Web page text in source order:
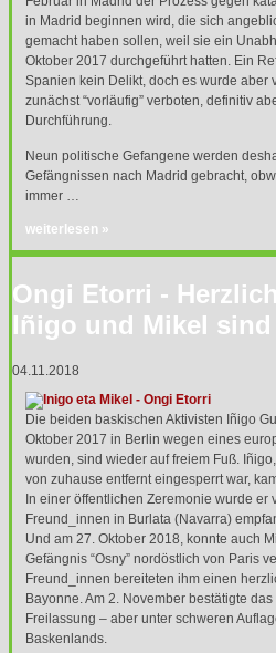
in Madrid beginnen wird, die sich
gemacht haben sollen, weil sie ein
Oktober 2017 durchgeführt hatten. Ein
Spanien kein Delikt, doch es wurde aber
zunächst “vorläufig” verboten, definitiv
Durchführung.
Neun politische Gefangene werden
Gefängnissen nach Madrid gebracht,
immer …
weiterlesen »
Ongi Etorri -
Iñigo und Mikel sind
04.11.2018
Die beiden baskischen Aktivisten Iñigo
Oktober 2017 in Berlin wegen eines
wurden, sind wieder auf freiem Fuß.
von zuhause entfernt eingesperrt war,
In einer öffentlichen Zeremonie wurde er
Freund_innen in Burlata (Navarra)
Und am 27. Oktober 2018, konnte auch
Gefängnis “Osny” nordöstlich von Paris
Freund_innen bereiteten ihm einen
Bayonne. Am 2. November bestätigte
Freilassung – aber unter schweren
Baskenlands.